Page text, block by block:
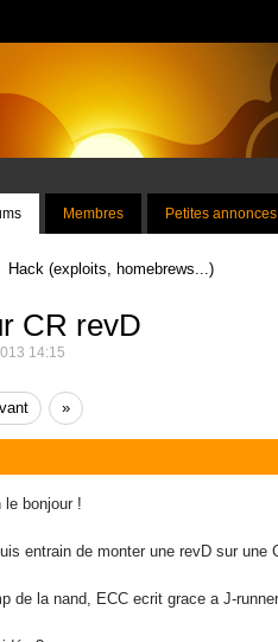
Membres Petites annonces
Hack (exploits, homebrews...)
CR revD
14:15
»
le bonjour !
entrain de monter une revD sur une
de la nand, ECC ecrit grace a J-